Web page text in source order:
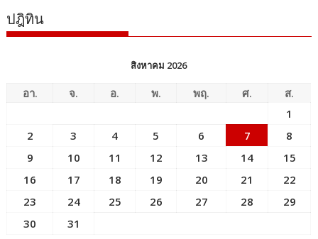
ปฎิทิน
สิงหาคม 2026
อา. จ. อ. พ. พฤ. ศ.
ส.
1
2
3 4 5 6 7
8
9
10 11 12 13 14
15
16
17 18 19 20 21
22
23
24 25 26 27 28
29
30
31